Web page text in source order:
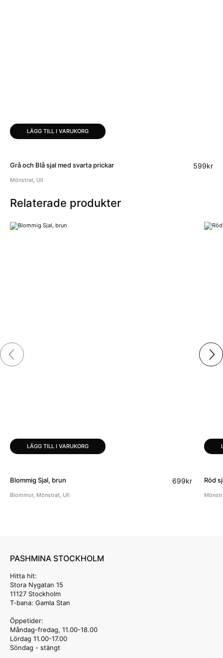
LÄGG TILL I VARUKORG
Grå och Blå sjal med svarta prickar 599kr
Mönstrat, Ull
Relaterade produkter
LÄGG TILL I VARUKORG
Blommig Sjal, brun 699kr
Blommor, Mönstrat, Ull
Röd
PASHMINA STOCKHOLM
Hitta hit:
Stora Nygatan 15
11127 Stockholm
T-bana: Gamla Stan
Öppetider:
Måndag-fredag, 11.00-18.00
Lördag 11.00-17.00
Söndag - stängt